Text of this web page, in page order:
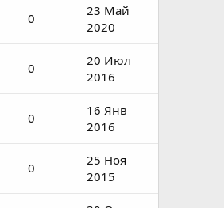
0
23 Май
2020
0
20 Июл
2016
0
16 Янв
2016
0
25 Ноя
2015